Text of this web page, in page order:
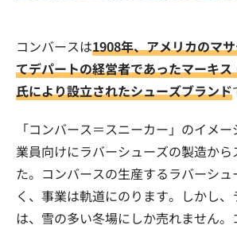
コンバースは1908年、アメリカのマ
てデパートの経営者であったマーキ
氏により設立されたシューズブランド
「コンバース＝スニーカー」のイメ
業員向けにラバーシューズの製造か
た。コンバースの生産するラバーシ
く、事業は軌道にのります。しかし
は、雪の多い冬場にしか売れません。